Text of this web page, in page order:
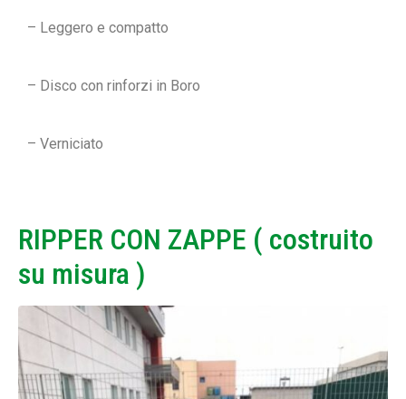
– Leggero e compatto
– Disco con rinforzi in Boro
– Verniciato
RIPPER CON ZAPPE ( costruito
su misura )